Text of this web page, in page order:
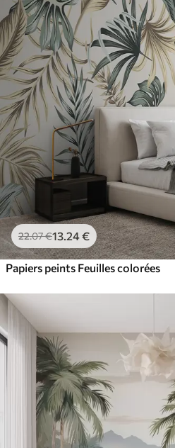
22.07€13.24€
Papiers peints Feuilles colorées